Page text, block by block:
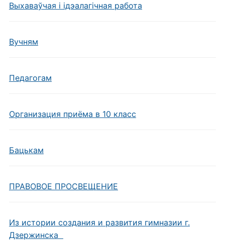
Выхаваўчая і ідэалагічная работа
Вучням
Педагогам
Организация приёма в 10 класс
Бацькам
ПРАВОВОЕ ПРОСВЕЩЕНИЕ
Из истории создания и развития гимназии г.
Дзержинска